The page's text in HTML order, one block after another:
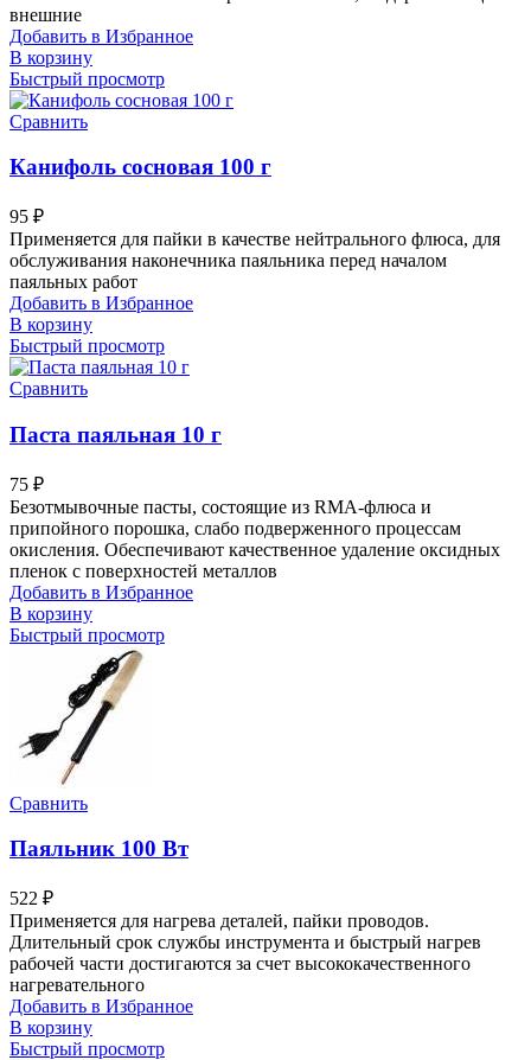
внешние
Добавить в Избранное
В корзину
Быстрый просмотр
Сравнить
Канифоль сосновая 100 г
95 ₽
Применяется для пайки в качестве нейтрального флюса, для
обслуживания наконечника паяльника перед началом
паяльных работ
Добавить в Избранное
В корзину
Быстрый просмотр
Сравнить
Паста паяльная 10 г
75 ₽
Безотмывочные пасты, состоящие из RMA-флюса и
припойного порошка, слабо подверженного процессам
окисления. Обеспечивают качественное удаление оксидных
пленок с поверхностей металлов
Добавить в Избранное
В корзину
Быстрый просмотр
Сравнить
Паяльник 100 Вт
522 ₽
Применяется для нагрева деталей, пайки проводов.
Длительный срок службы инструмента и быстрый нагрев
рабочей части достигаются за счет высококачественного
нагревательного
Добавить в Избранное
В корзину
Быстрый просмотр